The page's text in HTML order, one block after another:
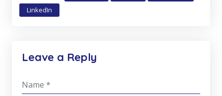
LinkedIn
Leave a Reply